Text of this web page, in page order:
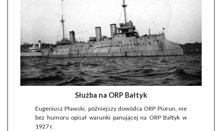
Służba na ORP Bałtyk
Eugeniusz Pławski, późniejszy dowódca ORP Piorun, nie
bez humoru opisał warunki panującej na ORP Bałtyk w
1927 r.